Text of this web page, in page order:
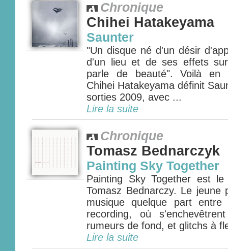
Chronique
Chihei Hatakeyama
Saunter
"Un disque né d'un désir
d'un lieu et de ses effets
parle de beauté". Voilà en
Chihei Hatakeyama définit
sorties 2009, avec ...
Lire la suite
Chronique
Tomasz Bednarczyk
Painting Sky Together
Painting Sky Together est
Tomasz Bednarczy. Le jeune
musique quelque part
recording, où
rumeurs de fond, et glitchs à
Lire la suite